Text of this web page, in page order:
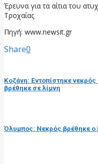
Έρευνα για τα αίτια του
Τροχαίας
Πηγή: www.newsit.gr
Share0
Κοζάνη: Εντοπίστηκε
βρέθηκε σε λίμνη
Όλυμπος: Νεκρός βρέθηκε ο